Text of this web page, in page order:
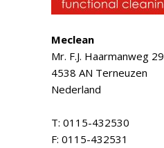
Meclean
Mr. F.J. Haarmanweg 29
4538 AN Terneuzen
Nederland
T: 0115-432530
F: 0115-432531